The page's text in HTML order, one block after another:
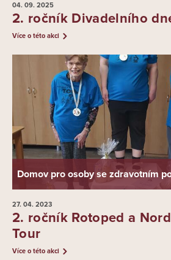
04. 09. 2025
2. ročník Divadelního
Více o této akci
Domov pro osoby se zdravotním
27. 04. 2023
2. ročník Rotoped a
Tour
Více o této akci